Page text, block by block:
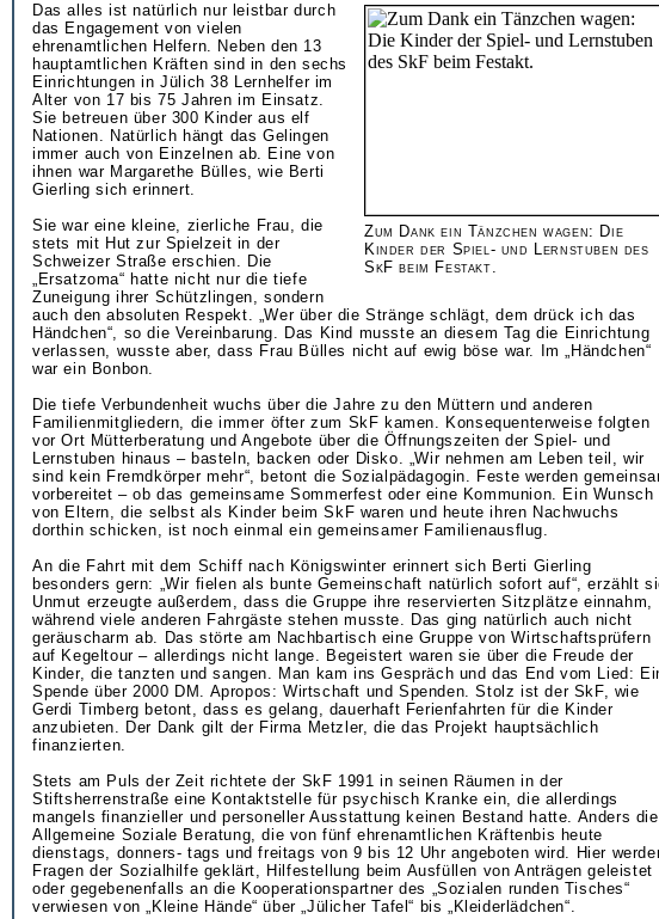
Zum Dank ein Tänzchen wagen: Die
Kinder der Spiel- und Lernstuben des
SkF beim Festakt.
Das alles ist natürlich nur leistbar durch
das Engagement von vielen
ehrenamtlichen Helfern. Neben den 13
hauptamtlichen Kräften sind in den sechs
Einrichtungen in Jülich 38 Lernhelfer im
Alter von 17 bis 75 Jahren im Einsatz.
Sie betreuen über 300 Kinder aus elf
Nationen. Natürlich hängt das Gelingen
immer auch von Einzelnen ab. Eine von
ihnen war Margarethe Bülles, wie Berti
Gierling sich erinnert.
Sie war eine kleine, zierliche Frau, die
stets mit Hut zur Spielzeit in der
Schweizer Straße erschien. Die
„Ersatzoma“ hatte nicht nur die tiefe
Zuneigung ihrer Schützlingen, sondern
auch den absoluten Respekt. „Wer über die Stränge schlägt, dem drück ich das
Händchen“, so die Vereinbarung. Das Kind musste an diesem Tag die Einrichtung
verlassen, wusste aber, dass Frau Bülles nicht auf ewig böse war. Im „Händchen“
war ein Bonbon.
Die tiefe Verbundenheit wuchs über die Jahre zu den Müttern und anderen
Familienmitgliedern, die immer öfter zum SkF kamen. Konsequenterweise folgten
vor Ort Mütterberatung und Angebote über die Öffnungszeiten der Spiel- und
Lernstuben hinaus – basteln, backen oder Disko. „Wir nehmen am Leben teil, wir
sind kein Fremdkörper mehr“, betont die Sozialpädagogin. Feste werden
vorbereitet – ob das gemeinsame Sommerfest oder eine Kommunion. Ein Wunsch
von Eltern, die selbst als Kinder beim SkF waren und heute ihren Nachwuchs
dorthin schicken, ist noch einmal ein gemeinsamer Familienausflug.
An die Fahrt mit dem Schiff nach Königswinter erinnert sich Berti Gierling
besonders gern: „Wir fielen als bunte Gemeinschaft natürlich sofort auf“, erzählt
Unmut erzeugte außerdem, dass die Gruppe ihre reservierten Sitzplätze einnahm,
während viele anderen Fahrgäste stehen musste. Das ging natürlich auch nicht
geräuscharm ab. Das störte am Nachbartisch eine Gruppe von Wirtschaftsprüfern
auf Kegeltour – allerdings nicht lange. Begeistert waren sie über die Freude der
Kinder, die tanzten und sangen. Man kam ins Gespräch und das End vom Lied:
Spende über 2000 DM. Apropos: Wirtschaft und Spenden. Stolz ist der SkF, wie
Gerdi Timberg betont, dass es gelang, dauerhaft Ferienfahrten für die Kinder
anzubieten. Der Dank gilt der Firma Metzler, die das Projekt hauptsächlich
finanzierten.
Stets am Puls der Zeit richtete der SkF 1991 in seinen Räumen in der
Stiftsherrenstraße eine Kontaktstelle für psychisch Kranke ein, die allerdings
mangels finanzieller und personeller Ausstattung keinen Bestand hatte. Anders die
Allgemeine Soziale Beratung, die von fünf ehrenamtlichen Kräftenbis heute
dienstags, donners- tags und freitags von 9 bis 12 Uhr angeboten wird. Hier
Fragen der Sozialhilfe geklärt, Hilfestellung beim Ausfüllen von Anträgen geleistet
oder gegebenenfalls an die Kooperationspartner des „Sozialen runden Tisches“
verwiesen von „Kleine Hände“ über „Jülicher Tafel“ bis „Kleiderlädchen“.